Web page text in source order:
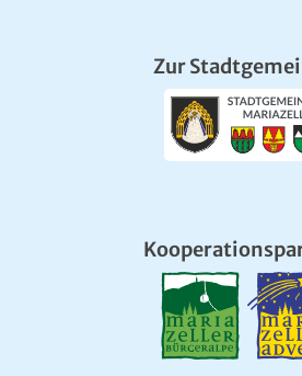
Zur